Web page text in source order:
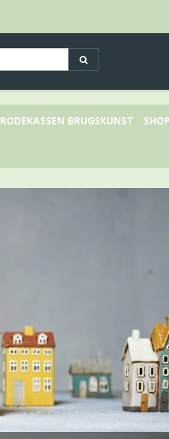
RODEKASSEN BRUGSKUNST